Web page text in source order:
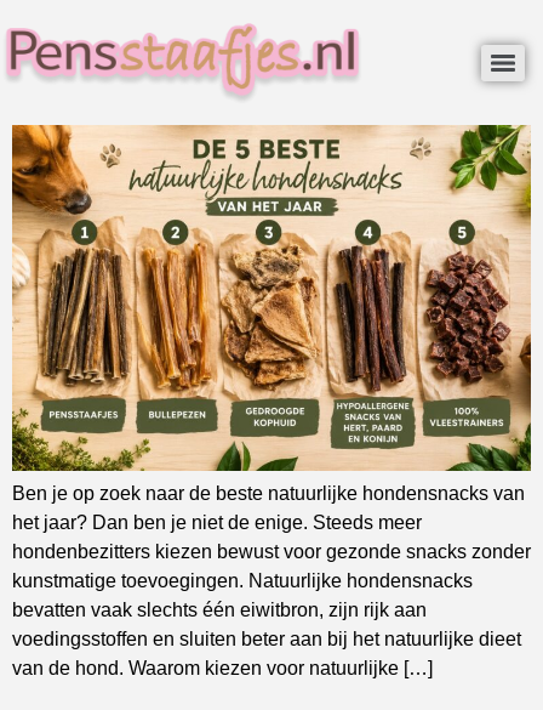
Ben je op zoek naar de beste natuurlijke hondensnacks van
het jaar? Dan ben je niet de enige. Steeds meer
hondenbezitters kiezen bewust voor gezonde snacks zonder
kunstmatige toevoegingen. Natuurlijke hondensnacks
bevatten vaak slechts één eiwitbron, zijn rijk aan
voedingsstoffen en sluiten beter aan bij het natuurlijke dieet
van de hond. Waarom kiezen voor natuurlijke […]